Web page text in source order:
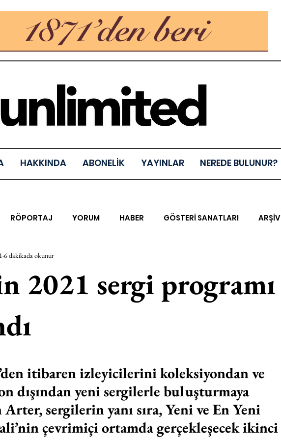
HAKKINDA ABONELİK YAYINLAR NEREDE BULUNUR?
RÖPORTAJ YORUM HABER GÖSTERİ SANATLARI ARŞİV
YEL TOZ PORTRELER ON SORULUK SOHBETLER 500K
SINIRSIZ ZİYARETLER
2021 sergi programı
6 dakikada okunur
itibaren izleyicilerini koleksiyondan ve
dışından yeni sergilerle buluşturmaya
Arter, sergilerin yanı sıra, Yeni ve En Yeni
çevrimiçi ortamda gerçekleşecek ikinci